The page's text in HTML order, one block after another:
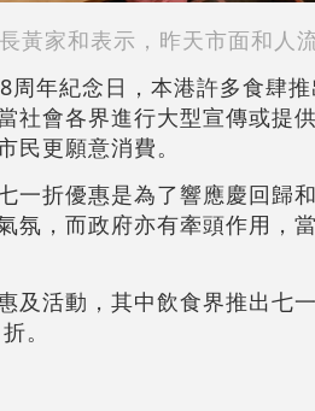
黃家和表示，昨天市面和人流
周年紀念日，本港許多食肆
社會各界進行大型宣傳或提
民更願意消費。
一折優惠是為了響應慶回歸
氛，而政府亦有牽頭作用，
及活動，其中飲食界推出七
。